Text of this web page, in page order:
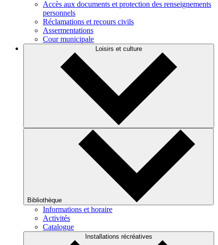
Accès aux documents et protection des renseignements
personnels
Réclamations et recours civils
Assermentations
Cour municipale
Loisirs et culture
Bibliothèque
Informations et horaire
Activités
Catalogue
Installations récréatives